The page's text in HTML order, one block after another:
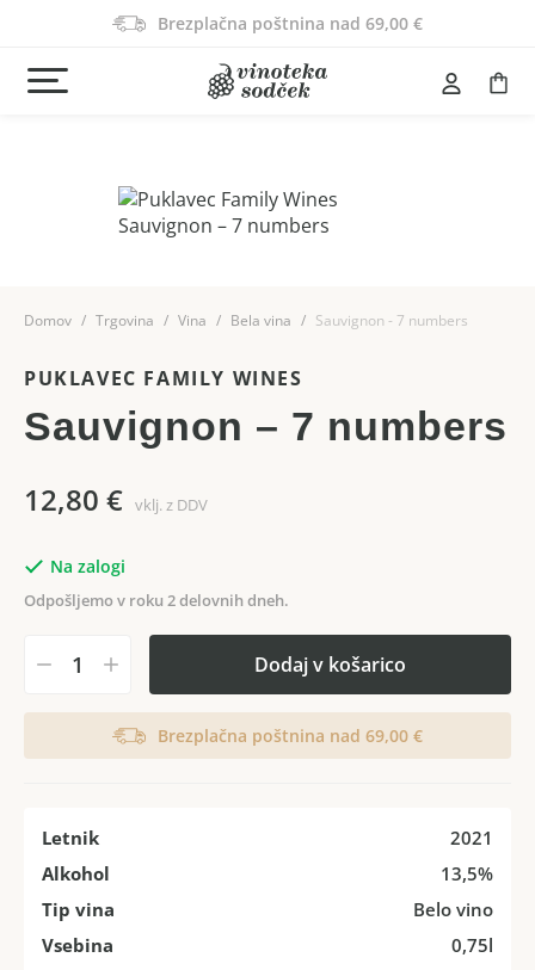
Brezplačna poštnina nad 69,00 €
Domov Trgovina Vina Bela vina Sauvignon - 7 numbers
PUKLAVEC FAMILY WINES
Sauvignon – 7 numbers
12,80 € vklj. z DDV
Na zalogi
Odpošljemo v roku 2 delovnih dneh.
Dodaj v košarico
Brezplačna poštnina nad 69,00 €
Letnik
2021
Alkohol
13,5%
Tip vina
Belo vino
Vsebina
0,75l